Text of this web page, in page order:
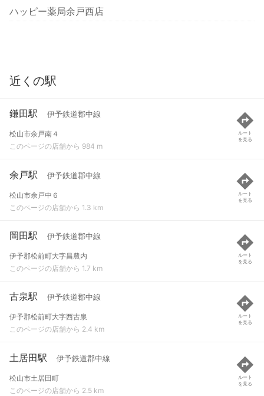
ハッピー薬局余戸西店
近くの駅
鎌田駅 伊予鉄道郡中線
松山市余戸南４
このページの店舗から 984 m
ルート
を見る
余戸駅 伊予鉄道郡中線
松山市余戸中６
このページの店舗から 1.3 km
ルート
を見る
岡田駅 伊予鉄道郡中線
伊予郡松前町大字昌農内
このページの店舗から 1.7 km
ルート
を見る
古泉駅 伊予鉄道郡中線
伊予郡松前町大字西古泉
このページの店舗から 2.4 km
ルート
を見る
土居田駅 伊予鉄道郡中線
松山市土居田町
このページの店舗から 2.5 km
ルート
を見る